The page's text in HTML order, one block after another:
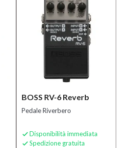
BOSS RV-6 Reverb
Pedale Riverbero
 Disponibilità immediata
 Spedizione gratuita